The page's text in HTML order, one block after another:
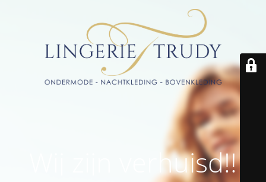
Wij zijn verhuisd!!